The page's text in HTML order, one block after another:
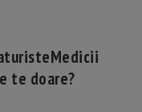
Medicii
te doare?